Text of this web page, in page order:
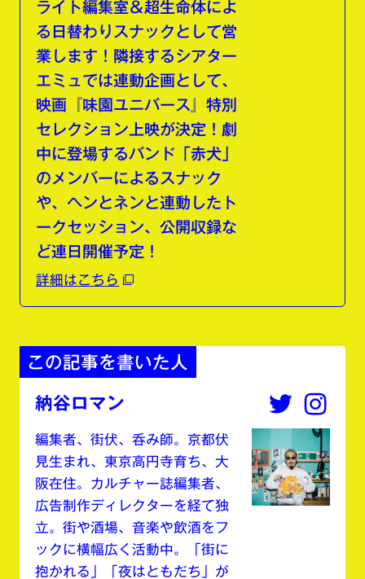
ライト編集室＆超生命体によ
る日替わりスナックとして営
業します！隣接するシアター
エミュでは連動企画として、
映画『味園ユニバース』特別
セレクション上映が決定！劇
中に登場するバンド「赤犬」
のメンバーによるスナック
や、ヘンとネンと連動したト
ークセッション、公開収録な
ど連日開催予定！
詳細はこちら
この記事を書いた人
納谷ロマン
編集者、街伏、呑み師。京都伏
見生まれ、東京高円寺育ち、大
阪在住。カルチャー誌編集者、
広告制作ディレクターを経て独
立。街や酒場、音楽や飲酒をフ
ックに横幅広く活動中。「街に
抱かれる」「夜はともだち」が